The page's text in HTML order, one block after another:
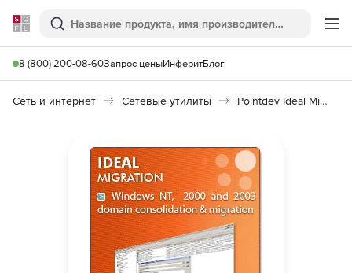
Softline
Поиск
8 (800) 200-08-60Запрос ценыИнферитБлог
Сеть и интернет Сетевые утилиты Pointdev Ideal Migration